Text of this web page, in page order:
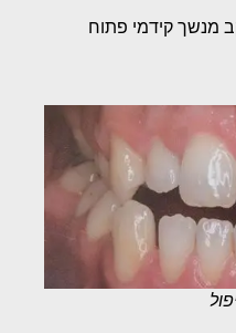
עקב מנשך קידמי פתוח